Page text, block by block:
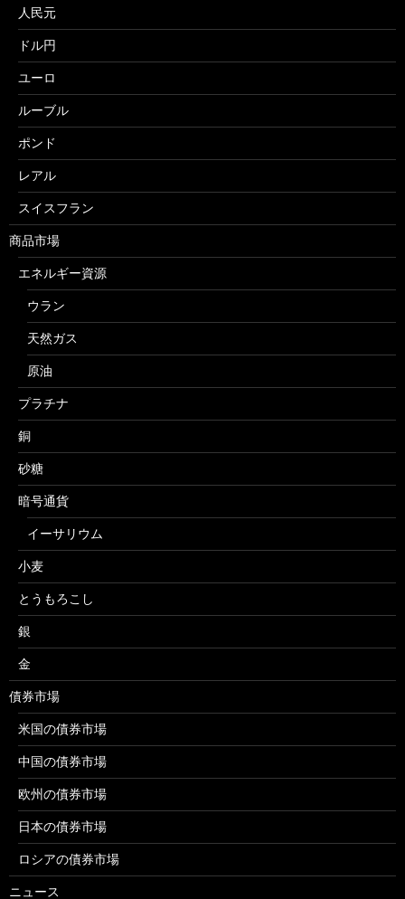
人民元
ドル円
ユーロ
ルーブル
ポンド
レアル
スイスフラン
商品市場
エネルギー資源
ウラン
天然ガス
原油
プラチナ
銅
砂糖
暗号通貨
イーサリウム
小麦
とうもろこし
銀
金
債券市場
米国の債券市場
中国の債券市場
欧州の債券市場
日本の債券市場
ロシアの債券市場
ニュース